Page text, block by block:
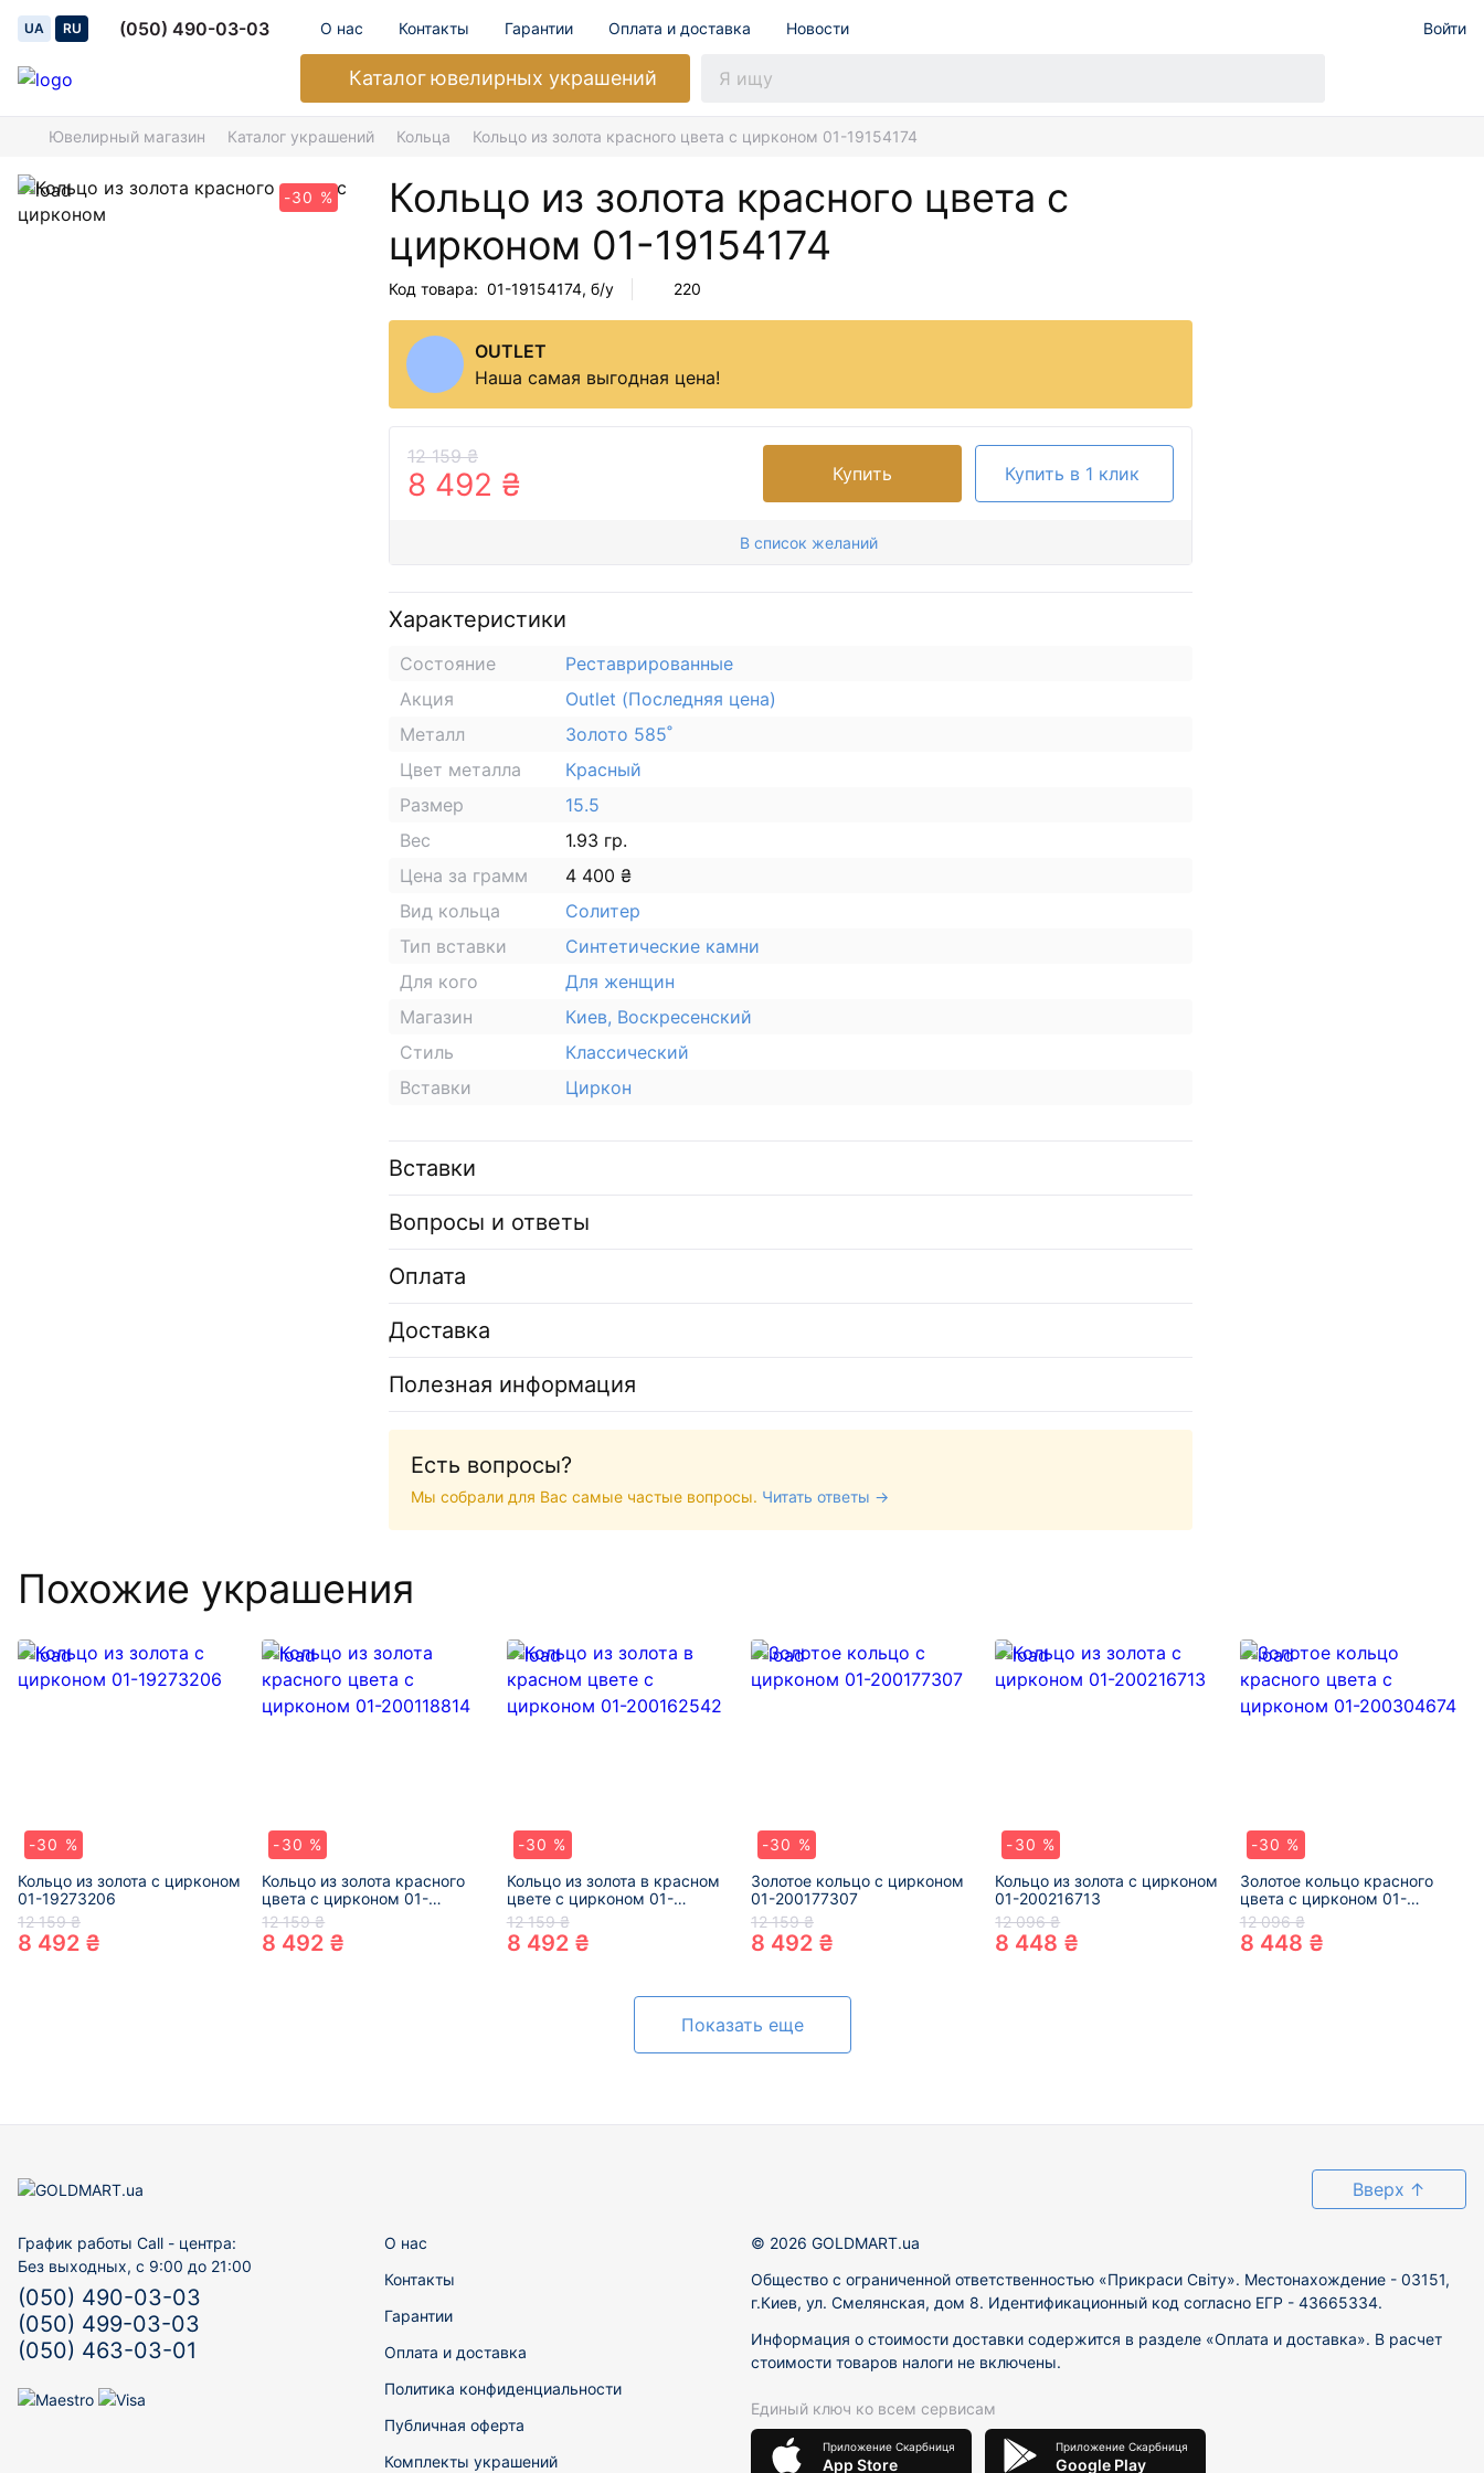
UA RU (050) 490-03-03 О нас Контакты Гарантии Оплата и доставка Новости Войти
Каталогювелирных украшений
Ювелирный магазин Каталог украшений Кольца Кольцо из золота красного цвета с цирконом 01-19154174
-30 %
Кольцо из золота красного цвета с
цирконом 01-19154174
Код товара: 01-19154174, б/у 220
OUTLET
Наша самая выгодная цена!
12 159 ₴
8 492 ₴ Купить Купить в 1 клик
В список желаний
Характеристики
Состояние
Реставрированные
Акция
Outlet (Последняя цена)
Металл
Золото 585˚
Цвет металла
Красный
Размер
15.5
Вес
1.93 гр.
Цена за грамм
4 400 ₴
Вид кольца
Солитер
Тип вставки
Синтетические камни
Для кого
Для женщин
Магазин
Киев, Воскресенский
Стиль
Классический
Вставки
Циркон
Вставки
Вопросы и ответы
Оплата
Доставка
Полезная информация
Есть вопросы?
Мы собрали для Вас самые частые вопросы. Читать ответы →
Похожие украшения
-30 %
Кольцо из золота с цирконом
01-19273206
12 159 ₴
8 492 ₴
-30 %
Кольцо из золота красного
цвета с цирконом 01-
200118814
12 159 ₴
8 492 ₴
-30 %
Кольцо из золота в красном
цвете с цирконом 01-
200162542
12 159 ₴
8 492 ₴
-30 %
Золотое кольцо с цирконом
01-200177307
12 159 ₴
8 492 ₴
-30 %
Кольцо из золота с цирконом
01-200216713
12 096 ₴
8 448 ₴
-30 %
Золотое кольцо красного
цвета с цирконом 01-
200304674
12 096 ₴
8 448 ₴
Показать еще
Вверх ↑
График работы Call - центра:
Без выходных, с 9:00 до 21:00
(050) 490-03-03
(050) 499-03-03
(050) 463-03-01
О нас
Контакты
Гарантии
Оплата и доставка
Политика конфиденциальности
Публичная оферта
Комплекты украшений
© 2026 GOLDMART.ua
Общество с ограниченной ответственностью «Прикраси Світу». Местонахождение - 03151,
г.Киев, ул. Смелянская, дом 8. Идентификационный код согласно ЕГР - 43665334.
Информация о стоимости доставки содержится в разделе «Оплата и доставка». В расчет
стоимости товаров налоги не включены.
Единый ключ ко всем сервисам
Приложение Скарбниця
App Store
Приложение Скарбниця
Google Play